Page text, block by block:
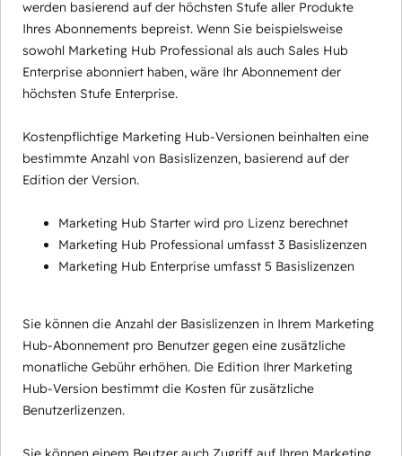
werden basierend auf der höchsten Stufe aller Produkte
Ihres Abonnements bepreist. Wenn Sie beispielsweise
sowohl Marketing Hub Professional als auch Sales Hub
Enterprise abonniert haben, wäre Ihr Abonnement der
höchsten Stufe Enterprise.
Kostenpflichtige Marketing Hub-Versionen beinhalten eine
bestimmte Anzahl von Basislizenzen, basierend auf der
Edition der Version.
Marketing Hub Starter wird pro Lizenz berechnet
Marketing Hub Professional umfasst 3 Basislizenzen
Marketing Hub Enterprise umfasst 5 Basislizenzen
Sie können die Anzahl der Basislizenzen in Ihrem Marketing
Hub-Abonnement pro Benutzer gegen eine zusätzliche
monatliche Gebühr erhöhen. Die Edition Ihrer Marketing
Hub-Version bestimmt die Kosten für zusätzliche
Benutzerlizenzen.